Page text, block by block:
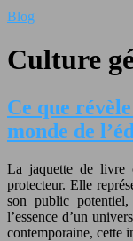
Blog
Culture
Ce que
monde de
La jaquette de livre
protecteur. Elle
son public potentiel,
l’essence d’un
contemporaine, cette